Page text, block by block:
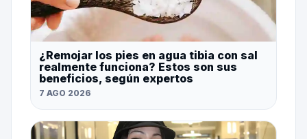
¿Remojar los pies en agua tibia con sal
realmente funciona? Estos son sus
beneficios, según expertos
7 AGO 2026